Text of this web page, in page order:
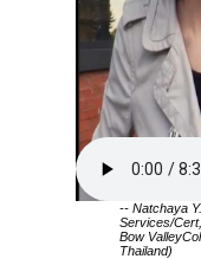
-- Natchaya
Services/
Bow
Thailand)